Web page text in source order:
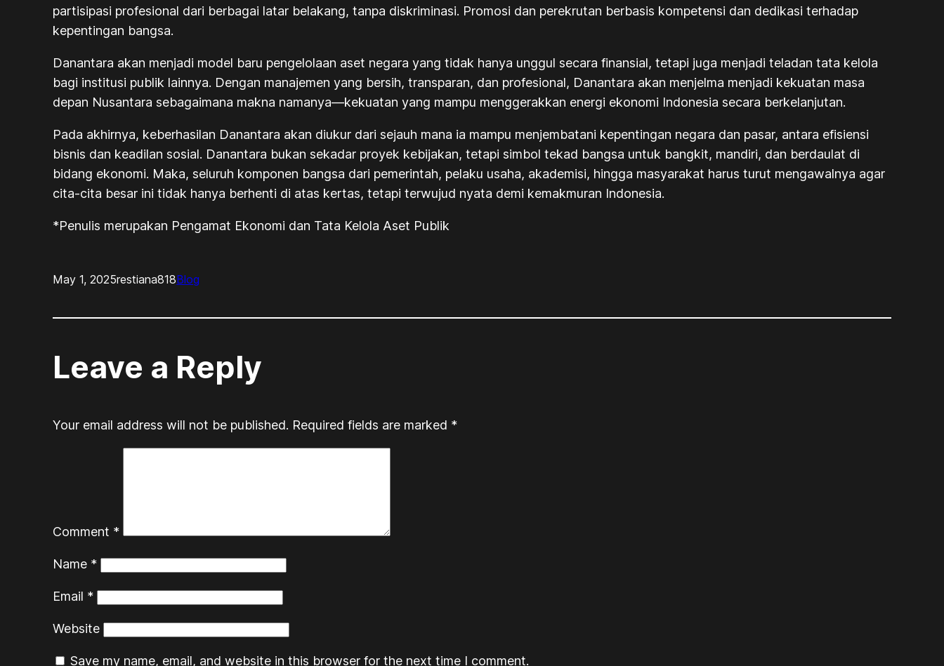
partisipasi profesional dari berbagai latar belakang, tanpa diskriminasi. Promosi dan perekrutan berbasis kompetensi dan dedikasi terhadap
kepentingan bangsa.
Danantara akan menjadi model baru pengelolaan aset negara yang tidak hanya unggul secara finansial, tetapi juga menjadi teladan tata kelola
bagi institusi publik lainnya. Dengan manajemen yang bersih, transparan, dan profesional, Danantara akan menjelma menjadi kekuatan masa
depan Nusantara sebagaimana makna namanya—kekuatan yang mampu menggerakkan energi ekonomi Indonesia secara berkelanjutan.
Pada akhirnya, keberhasilan Danantara akan diukur dari sejauh mana ia mampu menjembatani kepentingan negara dan pasar, antara efisiensi
bisnis dan keadilan sosial. Danantara bukan sekadar proyek kebijakan, tetapi simbol tekad bangsa untuk bangkit, mandiri, dan berdaulat di
bidang ekonomi. Maka, seluruh komponen bangsa dari pemerintah, pelaku usaha, akademisi, hingga masyarakat harus turut mengawalnya agar
cita-cita besar ini tidak hanya berhenti di atas kertas, tetapi terwujud nyata demi kemakmuran Indonesia.
*Penulis merupakan Pengamat Ekonomi dan Tata Kelola Aset Publik
May 1, 2025restiana818Blog
Leave a Reply
Your email address will not be published. Required fields are marked *
Comment *
Name *
Email *
Website
Save my name, email, and website in this browser for the next time I comment.